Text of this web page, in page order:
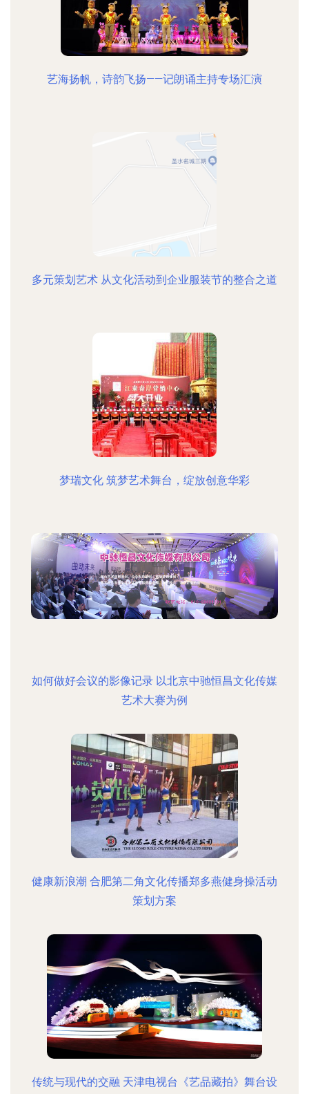
艺海扬帆，诗韵飞扬——记朗诵主持专场汇演
多元策划艺术 从文化活动到企业服装节的整合之道
梦瑞文化 筑梦艺术舞台，绽放创意华彩
如何做好会议的影像记录 以北京中驰恒昌文化传媒
艺术大赛为例
健康新浪潮 合肥第二角文化传播郑多燕健身操活动
策划方案
传统与现代的交融 天津电视台《艺品藏拍》舞台设